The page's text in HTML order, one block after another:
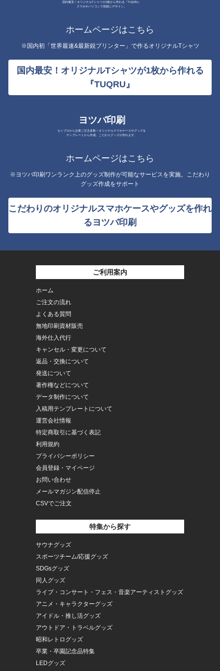
国内最安！オリジナルTシャツが1枚から作れる『TUQRU』
スマホやパソコンで気軽にデザイン。
ホームページはこちら
※国内初「世界最速&最新鋭プリンター」で作るオリジナルTシャツ
国内最安！オリジナルTシャツが1枚から作れる
『TUQRU』
ヨツバ印刷
セミプロから企業ご注文多数！オリジナルスマホケースやグッズを
テンプレートから作成。こだわりグッズが作れます。
ホームページはこちら
※ヨツバ印刷ワンランク上のグッズ制作が可能なサービスを実施。こだわり
グッズ作成をサポート
こだわりのオリジナルスマホケースやグッズを作れ
るヨツバ印刷
ご利用案内
ホーム
ご注文の流れ
よくある質問
無地印刷資材販売
海外仕入代行
キャンセル・変更について
返品・交換について
発送について
著作権などについて
データ制作について
入稿用テンプレートについて
運営会社情報
特定商取引に基づく表記
利用規約
プライバシーポリシー
会員登録・マイページ
お問い合わせ
メールマガジン配信停止
CSVでご注文
特集から探す
サウナグッズ
スポーツチーム/応援グッズ
SDGsグッズ
同人グッズ
ライブ・コンサート・フェス・音楽アーティストグッズ
アニメ・キャラクターグッズ
アイドル・推し活グッズ
アウトドア・トラベルグッズ
昭和レトログッズ
卒業・卒園記念品特集
LEDグッズ